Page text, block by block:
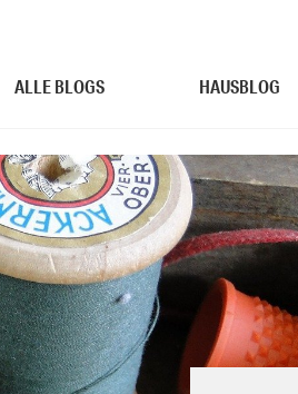
ALLE BLOGS HAUSBLOG